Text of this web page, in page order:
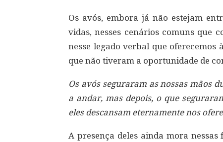
Os avós, embora já não estejam
vidas, nesses cenários comuns que
nesse legado verbal que oferecemos
que não tiveram a oportunidade de
Os avós seguraram as nossas mãos
a andar, mas depois, o que
eles descansam eternamente nos
A presença deles ainda mora